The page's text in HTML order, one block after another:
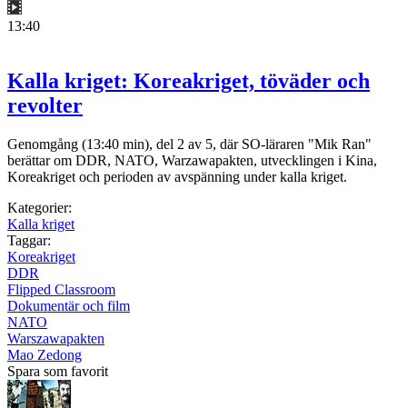
13:40
Kalla kriget: Koreakriget, töväder och
revolter
Genomgång (13:40 min), del 2 av 5, där SO-läraren "Mik Ran"
berättar om DDR, NATO, Warzawapakten, utvecklingen i Kina,
Koreakriget och perioden av avspänning under kalla kriget.
Kategorier:
Kalla kriget
Taggar:
Koreakriget
DDR
Flipped Classroom
Dokumentär och film
NATO
Warszawapakten
Mao Zedong
Spara som favorit